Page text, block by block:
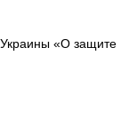
«О защите